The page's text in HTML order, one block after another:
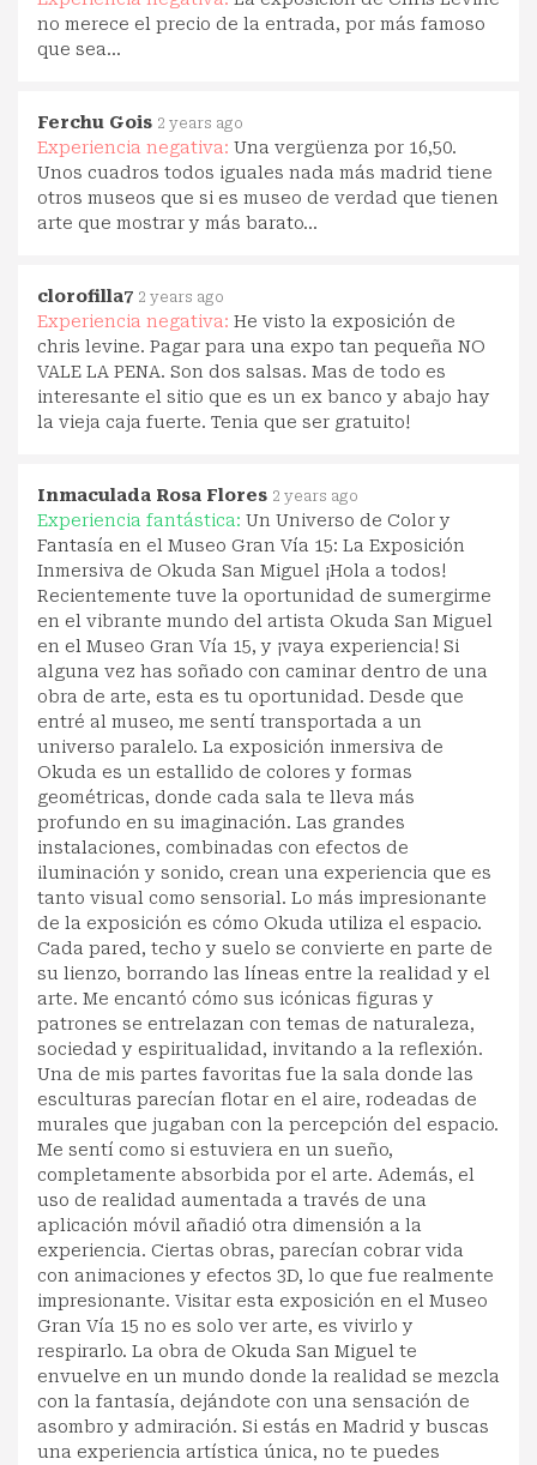
no merece el precio de la entrada, por más famoso
que sea...
Ferchu Gois 2 years ago
Experiencia negativa: Una vergüenza por 16,50.
Unos cuadros todos iguales nada más madrid tiene
otros museos que si es museo de verdad que tienen
arte que mostrar y más barato...
clorofilla7 2 years ago
Experiencia negativa: He visto la exposición de
chris levine. Pagar para una expo tan pequeña NO
VALE LA PENA. Son dos salsas. Mas de todo es
interesante el sitio que es un ex banco y abajo hay
la vieja caja fuerte. Tenia que ser gratuito!
Inmaculada Rosa Flores 2 years ago
Experiencia fantástica: Un Universo de Color y
Fantasía en el Museo Gran Vía 15: La Exposición
Inmersiva de Okuda San Miguel ¡Hola a todos!
Recientemente tuve la oportunidad de sumergirme
en el vibrante mundo del artista Okuda San Miguel
en el Museo Gran Vía 15, y ¡vaya experiencia! Si
alguna vez has soñado con caminar dentro de una
obra de arte, esta es tu oportunidad. Desde que
entré al museo, me sentí transportada a un
universo paralelo. La exposición inmersiva de
Okuda es un estallido de colores y formas
geométricas, donde cada sala te lleva más
profundo en su imaginación. Las grandes
instalaciones, combinadas con efectos de
iluminación y sonido, crean una experiencia que es
tanto visual como sensorial. Lo más impresionante
de la exposición es cómo Okuda utiliza el espacio.
Cada pared, techo y suelo se convierte en parte de
su lienzo, borrando las líneas entre la realidad y el
arte. Me encantó cómo sus icónicas figuras y
patrones se entrelazan con temas de naturaleza,
sociedad y espiritualidad, invitando a la reflexión.
Una de mis partes favoritas fue la sala donde las
esculturas parecían flotar en el aire, rodeadas de
murales que jugaban con la percepción del espacio.
Me sentí como si estuviera en un sueño,
completamente absorbida por el arte. Además, el
uso de realidad aumentada a través de una
aplicación móvil añadió otra dimensión a la
experiencia. Ciertas obras, parecían cobrar vida
con animaciones y efectos 3D, lo que fue realmente
impresionante. Visitar esta exposición en el Museo
Gran Vía 15 no es solo ver arte, es vivirlo y
respirarlo. La obra de Okuda San Miguel te
envuelve en un mundo donde la realidad se mezcla
con la fantasía, dejándote con una sensación de
asombro y admiración. Si estás en Madrid y buscas
una experiencia artística única, no te puedes